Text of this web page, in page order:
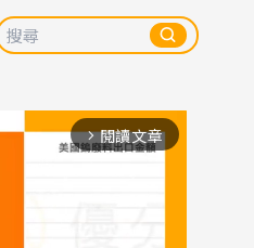
arrow_forward_ios 閱讀文章